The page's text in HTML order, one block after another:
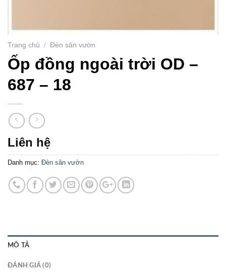
Trang chủ / Đèn sân vườn
Ốp đồng ngoài trời OD –
687 – 18
Liên hệ
Danh mục: Đèn sân vườn
MÔ TẢ
ĐÁNH GIÁ (0)